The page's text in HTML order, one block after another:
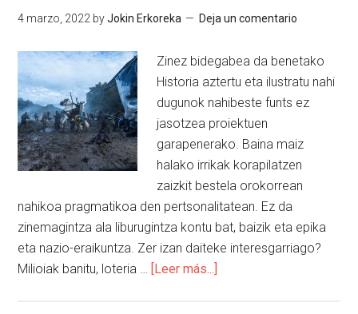
4 marzo, 2022 byJokin Erkoreka Deja un comentario
Zinez bidegabea da benetako
Historia aztertu eta ilustratu nahi
dugunok nahibeste funts ez
jasotzea proiektuen
garapenerako. Baina maiz
halako irrikak korapilatzen
zaizkit bestela orokorrean
nahikoa pragmatikoa den pertsonalitatean. Ez da
zinemagintza ala liburugintza kontu bat, baizik eta epika
eta nazio-eraikuntza. Zer izan daiteke interesgarriago?
Milioiak banitu, loteria … [Leer más...]